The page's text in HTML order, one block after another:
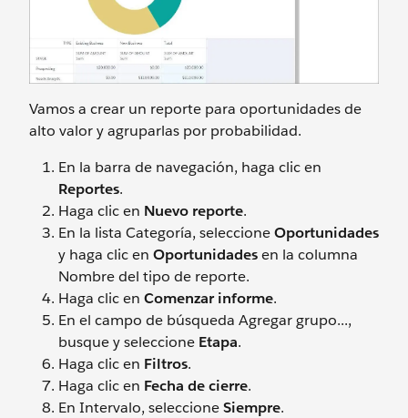
Vamos a crear un reporte para oportunidades de
alto valor y agruparlas por probabilidad.
En la barra de navegación, haga clic en
Reportes.
Haga clic en Nuevo reporte.
En la lista Categoría, seleccioneOportunidades
y haga clic en Oportunidadesen la columna
Nombre del tipo de reporte.
Haga clic en Comenzar informe.
En el campo de búsqueda Agregar grupo...,
busque y seleccione Etapa.
Haga clic en Filtros.
Haga clic en Fecha de cierre.
En Intervalo, seleccioneSiempre.